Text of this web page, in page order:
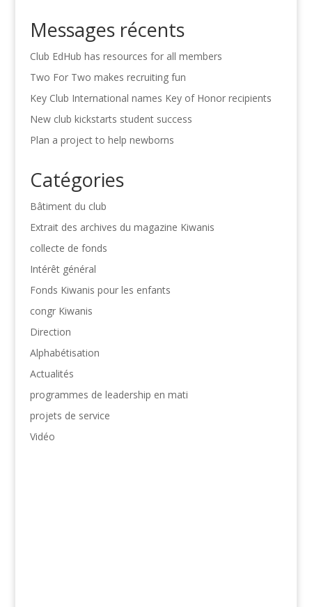
Messages récents
Club EdHub has resources for all members
Two For Two makes recruiting fun
Key Club International names Key of Honor recipients
New club kickstarts student success
Plan a project to help newborns
Catégories
Bâtiment du club
Extrait des archives du magazine Kiwanis
collecte de fonds
Intérêt général
Fonds Kiwanis pour les enfants
congr Kiwanis
Direction
Alphabétisation
Actualités
programmes de leadership en mati
projets de service
Vidéo